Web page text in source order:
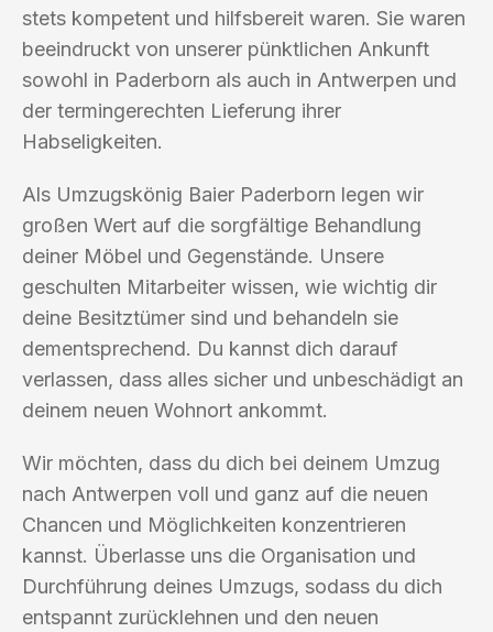
stets kompetent und hilfsbereit waren. Sie waren
beeindruckt von unserer pünktlichen Ankunft
sowohl in Paderborn als auch in Antwerpen und
der termingerechten Lieferung ihrer
Habseligkeiten.
Als Umzugskönig Baier Paderborn legen wir
großen Wert auf die sorgfältige Behandlung
deiner Möbel und Gegenstände. Unsere
geschulten Mitarbeiter wissen, wie wichtig dir
deine Besitztümer sind und behandeln sie
dementsprechend. Du kannst dich darauf
verlassen, dass alles sicher und unbeschädigt an
deinem neuen Wohnort ankommt.
Wir möchten, dass du dich bei deinem Umzug
nach Antwerpen voll und ganz auf die neuen
Chancen und Möglichkeiten konzentrieren
kannst. Überlasse uns die Organisation und
Durchführung deines Umzugs, sodass du dich
entspannt zurücklehnen und den neuen